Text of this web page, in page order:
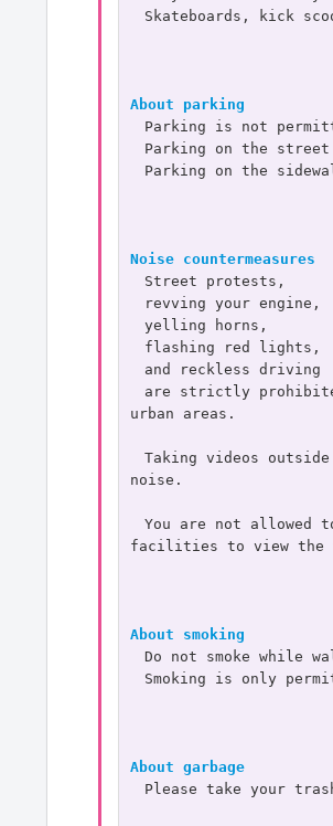
Skateboards, kick
About parking
Parking is not
Parking on the
Parking on the
Noise countermeasures
Street protests,
revving your engine,
yelling horns,
flashing red lights,
and reckless driving
are strictly
urban areas.
Taking videos
noise.
You are not allowed
facilities to view the
About smoking
Do not smoke while
Smoking is only
About garbage
Please take your